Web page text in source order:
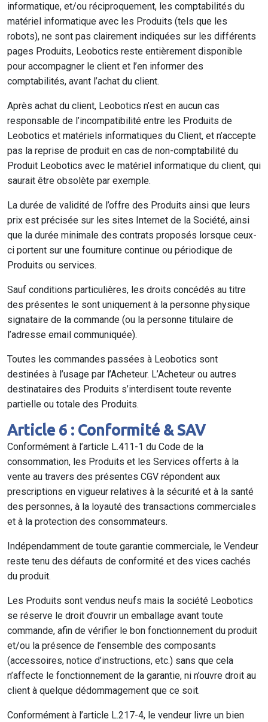
informatique, et/ou réciproquement, les comptabilités du
matériel informatique avec les Produits (tels que les
robots), ne sont pas clairement indiquées sur les différents
pages Produits, Leobotics reste entièrement disponible
pour accompagner le client et l’en informer des
comptabilités, avant l’achat du client.
Après achat du client, Leobotics n’est en aucun cas
responsable de l’incompatibilité entre les Produits de
Leobotics et matériels informatiques du Client, et n’accepte
pas la reprise de produit en cas de non-comptabilité du
Produit Leobotics avec le matériel informatique du client, qui
saurait être obsolète par exemple.
La durée de validité de l’offre des Produits ainsi que leurs
prix est précisée sur les sites Internet de la Société, ainsi
que la durée minimale des contrats proposés lorsque ceux-
ci portent sur une fourniture continue ou périodique de
Produits ou services.
Sauf conditions particulières, les droits concédés au titre
des présentes le sont uniquement à la personne physique
signataire de la commande (ou la personne titulaire de
l’adresse email communiquée).
Toutes les commandes passées à Leobotics sont
destinées à l’usage par l’Acheteur. L’Acheteur ou autres
destinataires des Produits s’interdisent toute revente
partielle ou totale des Produits.
Article 6 : Conformité & SAV
Conformément à l’article L.411-1 du Code de la
consommation, les Produits et les Services offerts à la
vente au travers des présentes CGV répondent aux
prescriptions en vigueur relatives à la sécurité et à la santé
des personnes, à la loyauté des transactions commerciales
et à la protection des consommateurs.
Indépendamment de toute garantie commerciale, le Vendeur
reste tenu des défauts de conformité et des vices cachés
du produit.
Les Produits sont vendus neufs mais la société Leobotics
se réserve le droit d’ouvrir un emballage avant toute
commande, afin de vérifier le bon fonctionnement du produit
et/ou la présence de l’ensemble des composants
(accessoires, notice d’instructions, etc.) sans que cela
n’affecte le fonctionnement de la garantie, ni n’ouvre droit au
client à quelque dédommagement que ce soit.
Conformément à l’article L.217-4, le vendeur livre un bien